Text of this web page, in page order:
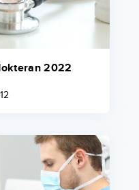
2022